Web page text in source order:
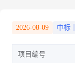
2026-08-09 中标
项目编号